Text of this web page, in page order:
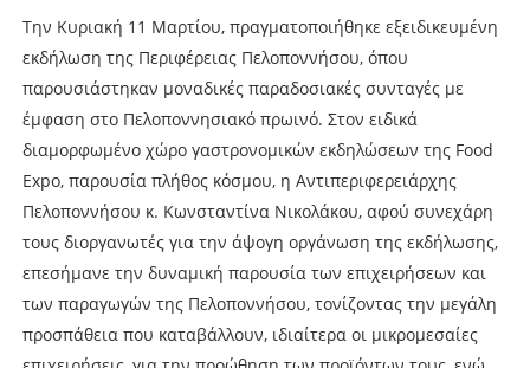
Την Κυριακή 11 Μαρτίου, πραγματοποιήθηκε εξειδικευμένη
εκδήλωση της Περιφέρειας Πελοποννήσου, όπου
παρουσιάστηκαν μοναδικές παραδοσιακές συνταγές με
έμφαση στο Πελοποννησιακό πρωινό. Στον ειδικά
διαμορφωμένο χώρο γαστρονομικών εκδηλώσεων της Food
Expo, παρουσία πλήθος κόσμου, η Αντιπεριφερειάρχης
Πελοποννήσου κ. Κωνσταντίνα Νικολάκου, αφού συνεχάρη
τους διοργανωτές για την άψογη οργάνωση της εκδήλωσης,
επεσήμανε την δυναμική παρουσία των επιχειρήσεων και
των παραγωγών της Πελοποννήσου, τονίζοντας την μεγάλη
προσπάθεια που καταβάλλουν, ιδιαίτερα οι μικρομεσαίες